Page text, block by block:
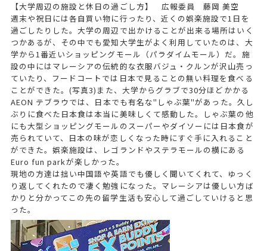
【大学周辺の施設と休日の過ごし方】 広報委員 藤岡 美空
週末や祝日には各自買い物に行ったり、近くの娯楽施設で1日を
過ごしたりした。大学の周辺で出かけることが出来る場所はいく
つかあるが、その中でも愛知大学生がよく利用していたのは、大
学から1番近いショッピングモール（パラダイムモール）だ。施
設の中にはマレーシアの伝統的な衣服バジュ・クルンが沢山売っ
ていたり、フードコートでは日本で見ることの無い料理を食べる
ことができた。(写真3)また、大学からグラブで30分ほどかかる
AEON テブラウでは、日本でも有名な"しゃぶ葉"があった。久し
ぶりに食べた日本食は本当に美味しくて感動した。しゃぶ葉の他
にも大型ショッピングモールのスーパーやダイソーには日本食が
売られていて、日本の味が恋しくなった時にすぐ手に入れること
ができた。娯楽施設は、レゴランドやステラモールの横にある
Euro fun parkが楽しかった。
現地の方達は拙い中国語や英語でも優しく聞いてくれて、ゆっく
り返してくれたので凄く勉強になった。マレーシアは優しい方ば
かりと分かってこの先の留学生活も安心して過ごしていけると思
った。